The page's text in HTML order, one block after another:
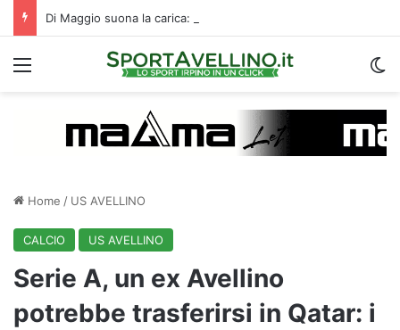
Menu
Home / US AVELLINO
CALCIO US AVELLINO
Serie A, un ex Avellino
potrebbe trasferirsi in Qatar: i